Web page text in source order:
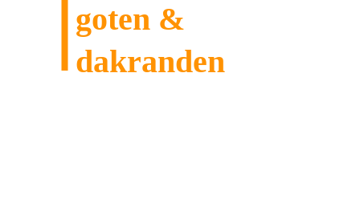
goten &
dakranden